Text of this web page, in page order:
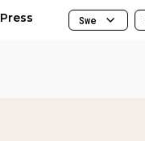
Press Swe